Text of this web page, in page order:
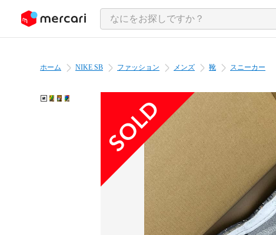
ツにスキップ
ホーム NIKE SB ファッション メンズ 靴 スニーカー